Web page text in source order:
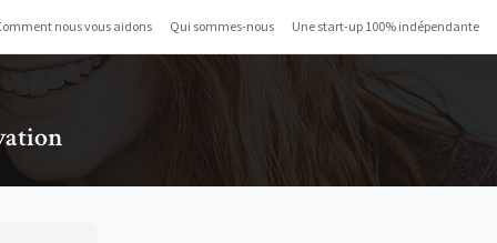
nous vous aidons Qui sommes-nous Une start-up 100% indépendante